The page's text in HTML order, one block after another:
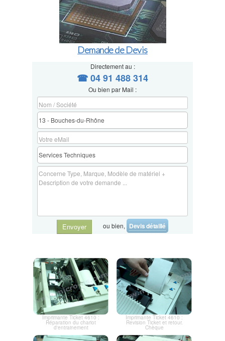
Demande de Devis
Directement au :
☎ 04 91 488 314
Ou bien par Mail :
Envoyer ou bien, Devis détaillé
Imprimante Ticket 4610 :
Réparation du chariot
d'entrainement
Imprimante Ticket 4610 :
Revision Ticket et retour.
Chèque